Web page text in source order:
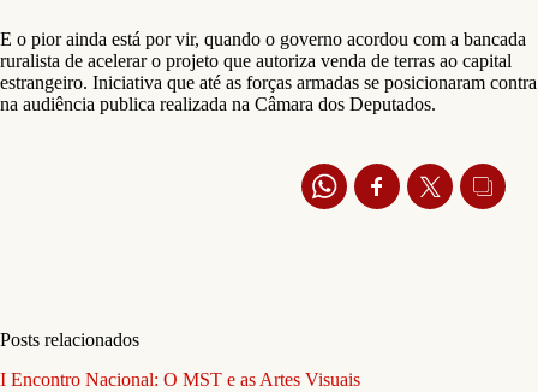
E o pior ainda está por vir, quando o governo acordou com a bancada
ruralista de acelerar o projeto que autoriza venda de terras ao capital
estrangeiro. Iniciativa que até as forças armadas se posicionaram contra
na audiência publica realizada na Câmara dos Deputados.
Posts relacionados
I Encontro Nacional: O MST e as Artes Visuais